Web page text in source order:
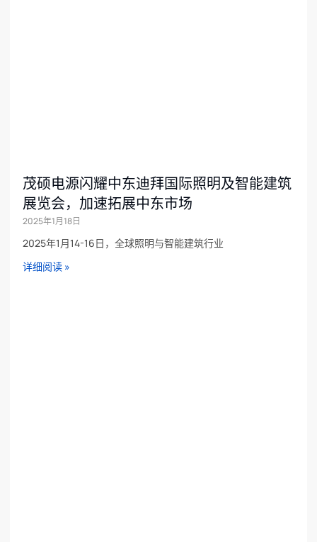
茂硕电源闪耀中东迪拜国际照明及智能建筑
展览会，加速拓展中东市场
2025年1月18日
2025年1月14-16日，全球照明与智能建筑行业
详细阅读 »